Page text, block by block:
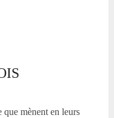
que mènent en leurs